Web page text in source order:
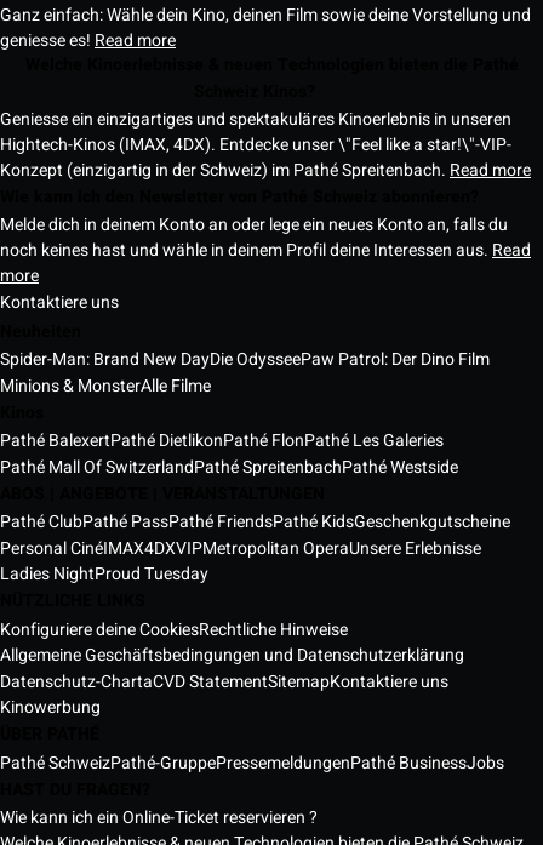
Ganz einfach: Wähle dein Kino, deinen Film sowie deine Vorstellung und
geniesse es! Read more
Geniesse ein einzigartiges und spektakuläres Kinoerlebnis in unseren
Hightech-Kinos (IMAX, 4DX). Entdecke unser \"Feel like a star!\"-VIP-
Konzept (einzigartig in der Schweiz) im Pathé Spreitenbach. Read more
Melde dich in deinem Konto an oder lege ein neues Konto an, falls du
noch keines hast und wähle in deinem Profil deine Interessen aus. Read
more
Kontaktiere uns
Spider-Man: Brand New DayDie OdysseePaw Patrol: Der Dino Film
Minions & MonsterAlle Filme
Pathé BalexertPathé DietlikonPathé FlonPathé Les Galeries
Pathé Mall Of SwitzerlandPathé SpreitenbachPathé Westside
Pathé ClubPathé PassPathé FriendsPathé KidsGeschenkgutscheine
Personal CinéIMAX4DXVIPMetropolitan OperaUnsere Erlebnisse
Ladies NightProud Tuesday
Konfiguriere deine CookiesRechtliche Hinweise
Allgemeine Geschäftsbedingungen und Datenschutzerklärung
Datenschutz-ChartaCVD StatementSitemapKontaktiere uns
Kinowerbung
Pathé SchweizPathé-GruppePressemeldungenPathé BusinessJobs
Wie kann ich ein Online-Ticket reservieren ?